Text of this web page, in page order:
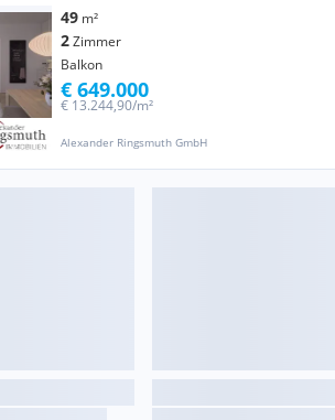
49 m²
2Zimmer
Balkon
Alexander Ringsmuth GmbH
€ 13.244,90/m²
€ 649.000